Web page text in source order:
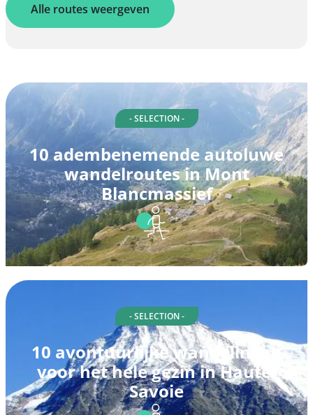
Alle routes weergeven
- SELECTION -
10 adembenemende autoluwe
wandelroutes in Mont
Blancmassief
- SELECTION -
10 avontuurlijke wandelingen
voor het hele gezin in Haute-
Savoie